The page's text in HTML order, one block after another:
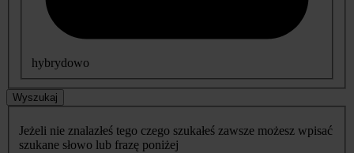
hybrydowo
Wyszukaj
Jeżeli nie znalazłeś tego czego szukałeś zawsze możesz wpisać
szukane słowo lub frazę poniżej